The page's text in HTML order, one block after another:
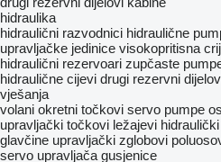
hidraulika
hidraulični razvodnici hidraulične
upravljačke jedinice visokopritisna
hidraulični rezervoari zupčaste
hidraulične cijevi drugi rezervni
vješanja
volani okretni točkovi servo pumpe
upravljački točkovi ležajevi
glavčine upravljački zglobovi
servo upravljača gusjenice